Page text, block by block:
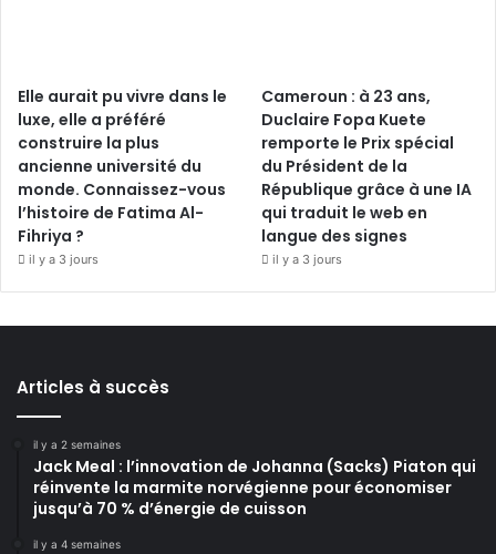
Elle aurait pu vivre dans le
luxe, elle a préféré
construire la plus
ancienne université du
monde. Connaissez-vous
l’histoire de Fatima Al-
Fihriya ?
il y a 3 jours
Cameroun : à 23 ans,
Duclaire Fopa Kuete
remporte le Prix spécial
du Président de la
République grâce à une IA
qui traduit le web en
langue des signes
il y a 3 jours
Articles à succès
il y a 2 semaines
Jack Meal : l’innovation de Johanna (Sacks) Piaton qui
réinvente la marmite norvégienne pour économiser
jusqu’à 70 % d’énergie de cuisson
il y a 4 semaines